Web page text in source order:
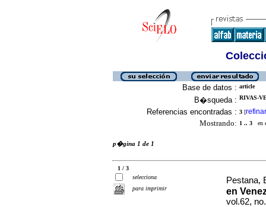
Base de datos : article
B�squeda : RIVAS-
Referencias encontradas : 3 [refinar
Mostrando: 1 .. 3 en
p�gina 1 de 1
1 / 3
selecciona
para imprimir
Pestana,
en
vol.62,